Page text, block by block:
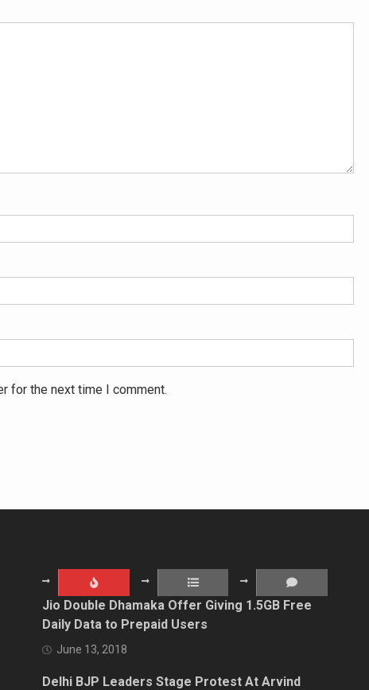
for the next time I comment.
Jio Double Dhamaka Offer Giving 1.5GB Free
Daily Data to Prepaid Users
June 13, 2018
Delhi BJP Leaders Stage Protest At Arvind